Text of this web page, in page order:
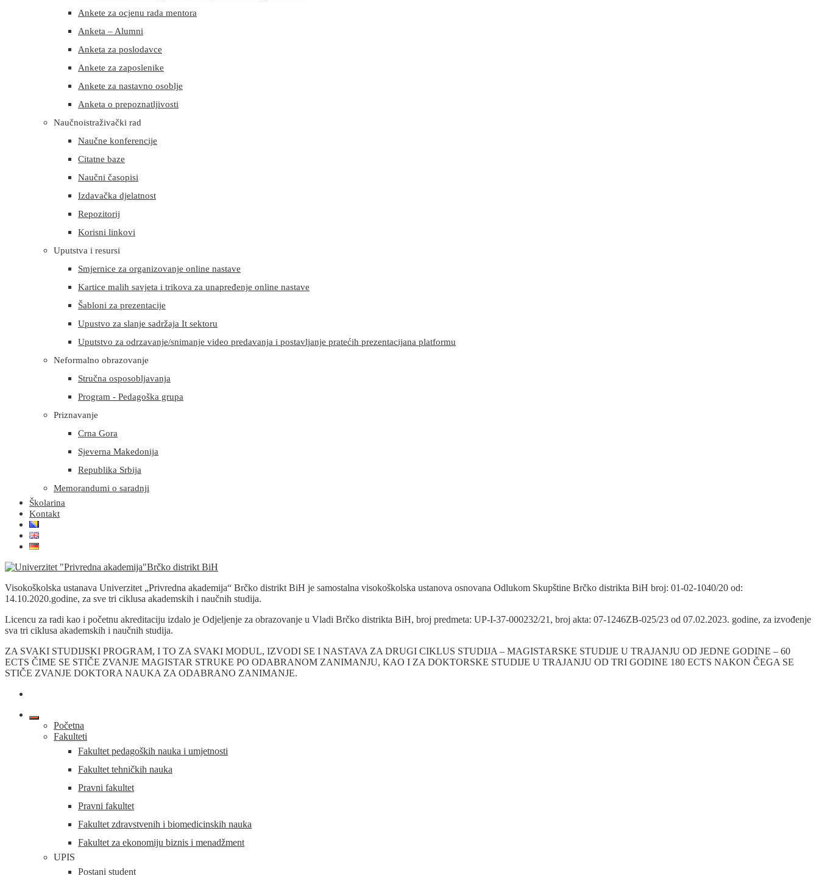
Ankete za ocjenu rada mentora
Anketa – Alumni
Anketa za poslodavce
Ankete za zaposlenike
Ankete za nastavno osoblje
Anketa o prepoznatljivosti
Naučnoistraživački rad
Naučne konferencije
Citatne baze
Naučni časopisi
Izdavačka djelatnost
Repozitorij
Korisni linkovi
Uputstva i resursi
Smjernice za organizovanje online nastave
Kartice malih savjeta i trikova za unapređenje online nastave
Šabloni za prezentacije
Upustvo za slanje sadržaja It sektoru
Uputstvo za odrzavanje/snimanje video predavanja i postavljanje pratećih prezentacijana platformu
Neformalno obrazovanje
Stručna osposobljavanja
Program - Pedagoška grupa
Priznavanje
Crna Gora
Sjeverna Makedonija
Republika Srbija
Memorandumi o saradnji
Školarina
Kontakt
Visokoškolska ustanava Univerzitet „Privredna akademija“ Brčko distrikt BiH je samostalna visokoškolska ustanova osnovana Odlukom Skupštine Brčko distrikta BiH broj: 01-02-1040/20 od:
14.10.2020.godine, za sve tri ciklusa akademskih i naučnih studija.
Licencu za radi kao i početnu akreditaciju izdalo je Odjeljenje za obrazovanje u Vladi Brčko distrikta BiH, broj predmeta: UP-I-37-000232/21, broj akta: 07-1246ZB-025/23 od 07.02.2023. godine, za izvođenje
sva tri ciklusa akademskih i naučnih studija.
ZA SVAKI STUDIJSKI PROGRAM, I TO ZA SVAKI MODUL, IZVODI SE I NASTAVA ZA DRUGI CIKLUS STUDIJA – MAGISTARSKE STUDIJE U TRAJANJU OD JEDNE GODINE – 60
ECTS ČIME SE STIČE ZVANJE MAGISTAR STRUKE PO ODABRANOM ZANIMANJU, KAO I ZA DOKTORSKE STUDIJE U TRAJANJU OD TRI GODINE 180 ECTS NAKON ČEGA SE
STIČE ZVANJE DOKTORA NAUKA ZA ODABRANO ZANIMANJE.
Početna
Fakulteti
Fakultet pedagoških nauka i umjetnosti
Fakultet tehničkih nauka
Pravni fakultet
Pravni fakultet
Fakultet zdravstvenih i biomedicinskih nauka
Fakultet za ekonomiju biznis i menadžment
UPIS
Postani student